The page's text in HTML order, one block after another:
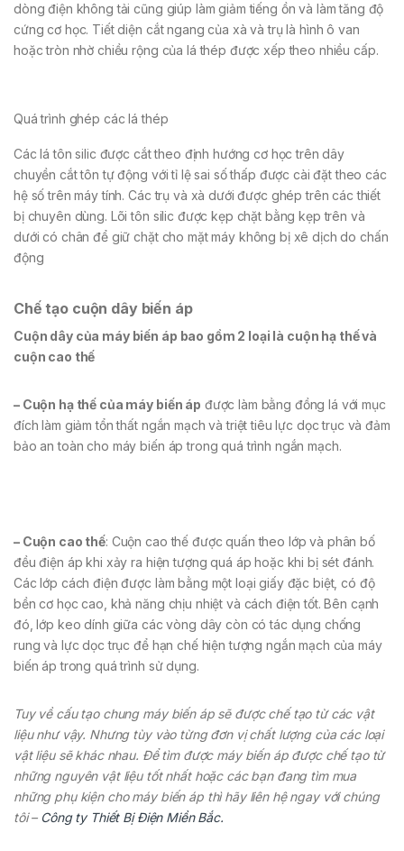
dòng điện không tải cũng giúp làm giảm tiếng ồn và làm tăng độ
cứng cơ học. Tiết diện cắt ngang của xà và trụ là hình ô van
hoặc tròn nhờ chiều rộng của lá thép được xếp theo nhiều cấp.
Quá trình ghép các lá thép
Các lá tôn silic được cắt theo định hướng cơ học trên dây
chuyền cắt tôn tự động với tỉ lệ sai số thấp được cài đặt theo các
hệ số trên máy tính. Các trụ và xà dưới được ghép trên các thiết
bị chuyên dùng. Lõi tôn silic được kẹp chặt bằng kẹp trên và
dưới có chân để giữ chặt cho mặt máy không bị xê dịch do chấn
động
Chế tạo cuộn dây biến áp
Cuộn dây của máy biến áp bao gồm 2 loại là cuộn hạ thế và
cuộn cao thế
– Cuộn hạ thế của máy biến áp được làm bằng đồng lá với mục
đích làm giảm tổn thất ngắn mạch và triệt tiêu lực dọc trục và đảm
bảo an toàn cho máy biến áp trong quá trình ngắn mạch.
– Cuộn cao thế: Cuộn cao thế được quấn theo lớp và phân bố
đều điện áp khi xảy ra hiện tượng quá áp hoặc khi bị sét đánh.
Các lớp cách điện được làm bằng một loại giấy đặc biệt, có độ
bền cơ học cao, khả năng chịu nhiệt và cách điện tốt. Bên cạnh
đó, lớp keo dính giữa các vòng dây còn có tác dụng chống
rung và lực dọc trục để hạn chế hiện tượng ngắn mạch của máy
biến áp trong quá trình sử dụng.
Tuy về cấu tạo chung máy biến áp sẽ được chế tạo từ các vật
liệu như vậy. Nhưng tùy vào từng đơn vị chất lượng của các loại
vật liệu sẽ khác nhau. Để tìm được máy biến áp được chế tạo từ
những nguyên vật liệu tốt nhất hoặc các bạn đang tìm mua
những phụ kiện cho máy biến áp thì hãy liên hệ ngay với chúng
tôi – Công ty Thiết Bị Điện Miền Bắc.